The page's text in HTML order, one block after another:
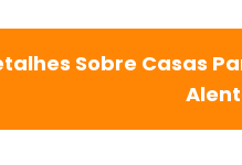
Sobre Casas